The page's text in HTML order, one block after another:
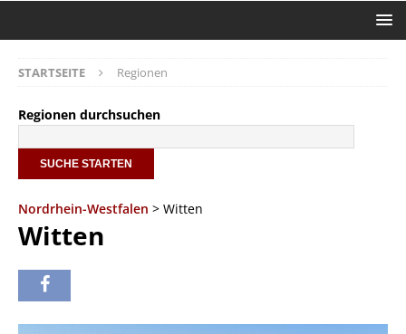
STARTSEITE Regionen
Regionen durchsuchen
Nordrhein-Westfalen > Witten
Witten